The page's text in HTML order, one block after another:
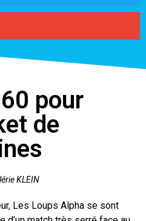
pour
de
KLEIN
Les Loups Alpha se sont